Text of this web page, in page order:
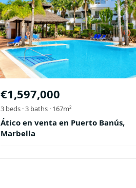
€1,597,000
3 beds ·3 baths · 167m²
Ático en venta en Puerto Banús,
Marbella